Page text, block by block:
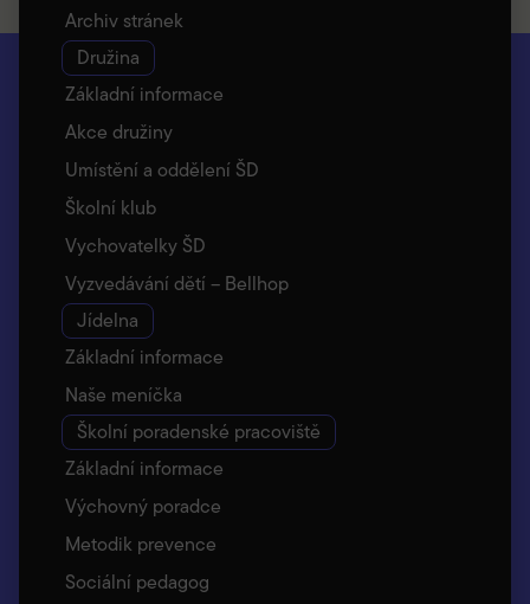
Archiv stránek
Družina
Základní informace
Akce družiny
Umístění a oddělení ŠD
Školní klub
Vychovatelky ŠD
Vyzvedávání dětí – Bellhop
Jídelna
Základní informace
Naše meníčka
Školní poradenské pracoviště
Základní informace
Výchovný poradce
Metodik prevence
Sociální pedagog